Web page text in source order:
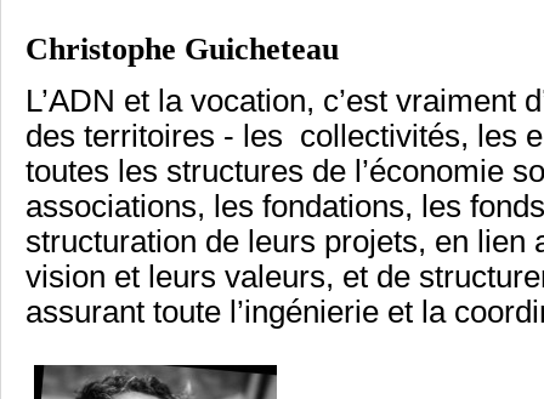
Christophe Guicheteau
L’ADN et la vocation, c’est vraiment
des territoires - les collectivités, les
toutes les structures de l’économie
associations, les fondations, les
structuration de leurs projets, en lien
vision et leurs valeurs, et de
assurant toute l’ingénierie et la